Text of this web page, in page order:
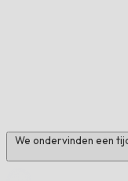
We ondervinden een